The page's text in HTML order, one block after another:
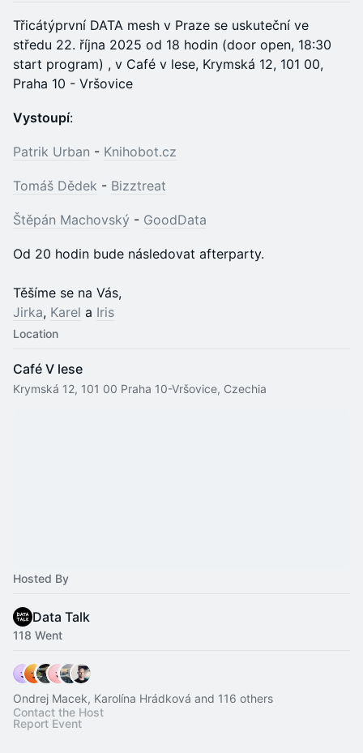
Třicátýprvní DATA mesh v Praze se uskuteční ve
středu 22. října 2025 od 18 hodin (door open, 18:30
start program) , v Café v lese, Krymská 12, 101 00,
Praha 10 - Vršovice
Vystoupí:
Patrik Urban - Knihobot.cz
Tomáš Dědek - Bizztreat
Štěpán Machovský - GoodData
Od 20 hodin bude následovat afterparty.
Těšíme se na Vás,
Jirka, Karel a Iris
Location
Café V lese
Krymská 12, 101 00 Praha 10-Vršovice, Czechia
Hosted By
Data Talk
118 Went
Ondrej Macek, Karolína Hrádková and 116 others
Contact the Host
Report Event